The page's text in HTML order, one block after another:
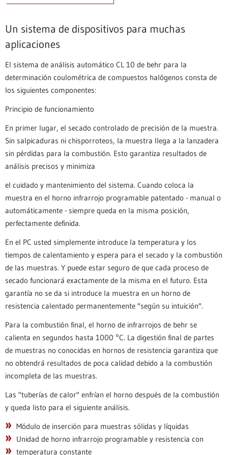
Un sistema de dispositivos para muchas
aplicaciones
El sistema de análisis automático CL 10 de behr para la
determinación coulométrica de compuestos halógenos consta de
los siguientes componentes:
Principio de funcionamiento
En primer lugar, el secado controlado de precisión de la muestra.
Sin salpicaduras ni chisporroteos, la muestra llega a la lanzadera
sin pérdidas para la combustión. Esto garantiza resultados de
análisis precisos y minimiza
el cuidado y mantenimiento del sistema. Cuando coloca la
muestra en el horno infrarrojo programable patentado - manual o
automáticamente - siempre queda en la misma posición,
perfectamente definida.
En el PC usted simplemente introduce la temperatura y los
tiempos de calentamiento y espera para el secado y la combustión
de las muestras. Y puede estar seguro de que cada proceso de
secado funcionará exactamente de la misma en el futuro. Esta
garantía no se da si introduce la muestra en un horno de
resistencia calentado permanentemente "según su intuición".
Para la combustión final, el horno de infrarrojos de behr se
calienta en segundos hasta 1000 °C. La digestión final de partes
de muestras no conocidas en hornos de resistencia garantiza que
no obtendrá resultados de poca calidad debido a la combustión
incompleta de las muestras.
Las "tuberías de calor" enfrían el horno después de la combustión
y queda listo para el siguiente análisis.
Módulo de inserción para muestras sólidas y líquidas
Unidad de horno infrarrojo programable y resistencia con
temperatura constante